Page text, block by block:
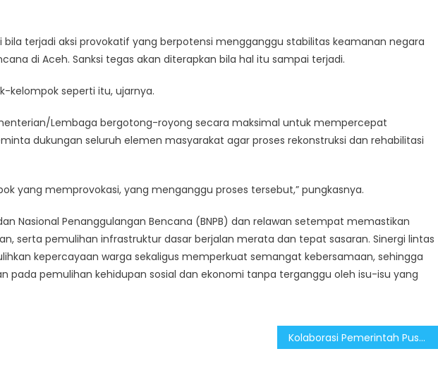
bila terjadi aksi provokatif yang berpotensi mengganggu stabilitas keamanan negara
di Aceh. Sanksi tegas akan diterapkan bila hal itu sampai terjadi.
kelompok seperti itu, ujarnya.
Lembaga bergotong-royong secara maksimal untuk mempercepat
dukungan seluruh elemen masyarakat agar proses rekonstruksi dan rehabilitasi
yang memprovokasi, yang menganggu proses tersebut,” pungkasnya.
Nasional Penanggulangan Bencana (BNPB) dan relawan setempat memastikan
serta pemulihan infrastruktur dasar berjalan merata dan tepat sasaran. Sinergi lintas
kepercayaan warga sekaligus memperkuat semangat kebersamaan, sehingga
pada pemulihan kehidupan sosial dan ekonomi tanpa terganggu oleh isu-isu yang
Kolaborasi Pemerintah Pusat dan Daerah Distribusi Bantuan, Warga Terdampak Bencana Sepakat Tolak Simbol Separatisme